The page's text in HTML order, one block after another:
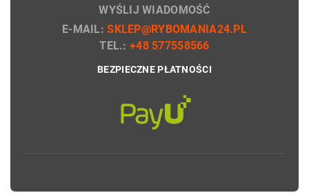
WYŚLIJ WIADOMOŚĆ
E-MAIL:SKLEP@RYBOMANIA24.PL
TEL.:+48 577558566
BEZPIECZNE PŁATNOŚCI